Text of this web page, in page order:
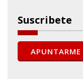
Suscribete